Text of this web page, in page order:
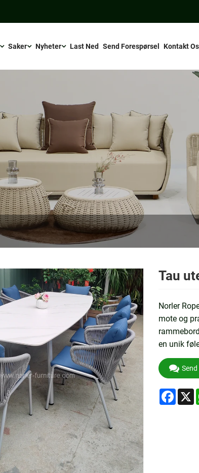
Saker Nyheter Last Ned Send Forespørsel Kontakt
Tau
Norler
mote og
en unik
X